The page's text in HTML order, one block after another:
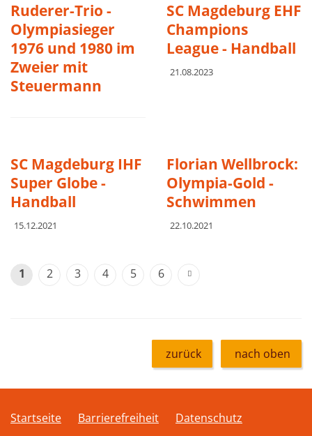
Ruderer-Trio -
Olympiasieger
1976 und 1980 im
Zweier mit
Steuermann
SC Magdeburg EHF
Champions
League - Handball
21.08.2023
SC Magdeburg IHF
Super Globe -
Handball
15.12.2021
Florian Wellbrock:
Olympia-Gold -
Schwimmen
22.10.2021
1 2 3 4 5 6
zurück nach oben
Startseite Barrierefreiheit
Datenschutz